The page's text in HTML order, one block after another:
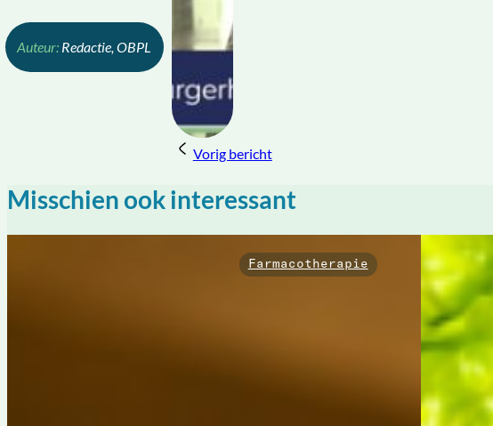
Redactie, OBPL
Vorig bericht
Misschien ook interessant
Farmacotherapie